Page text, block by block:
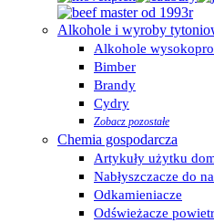
Alkohole i wyroby
Alkohole
Bimber
Brandy
Cydry
Zobacz pozostałe
Chemia gospodarcza
Artykuły użytku
Nabłyszczacze do
Odkamieniacze
Odświeżacze